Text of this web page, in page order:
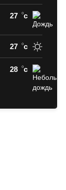
27 c
27 c
28 c